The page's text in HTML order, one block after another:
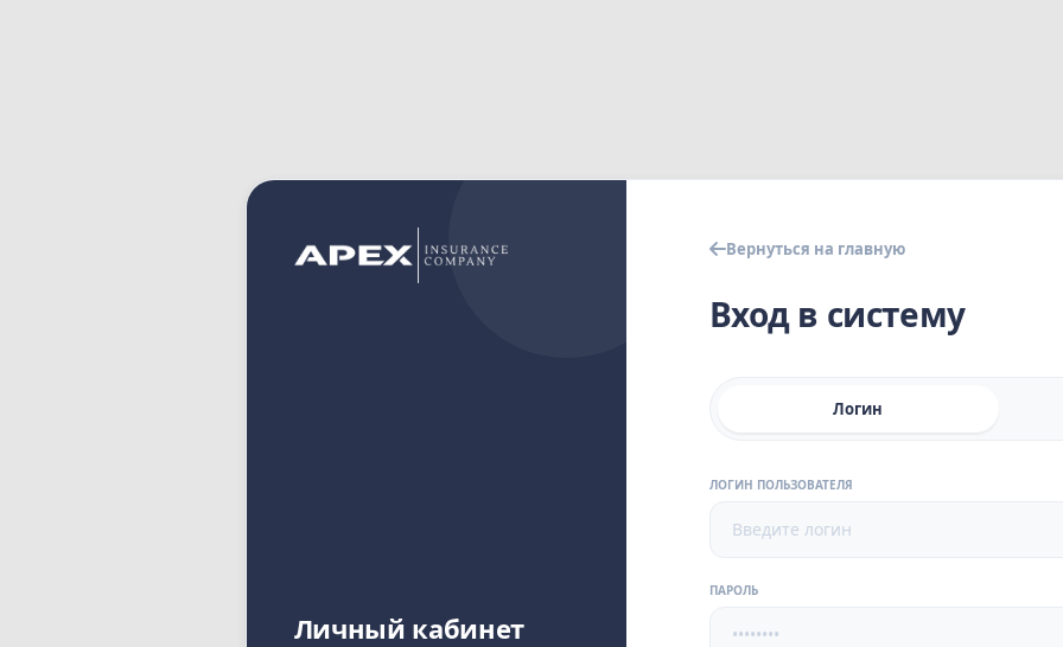
Личный кабинет
Вернуться на главную
Вход в систему
Логин
ЛОГИН ПОЛЬЗОВАТЕЛЯ
ПАРОЛЬ